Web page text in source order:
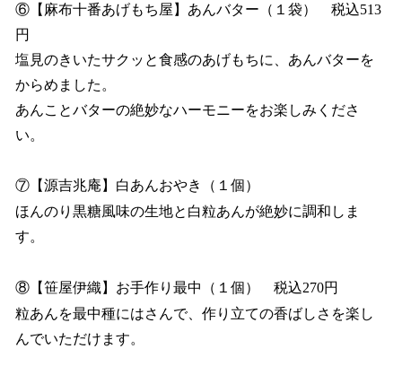
⑥【麻布十番あげもち屋】あんバター（１袋） 税込513
円
塩見のきいたサクッと食感のあげもちに、あんバターを
からめました。
あんことバターの絶妙なハーモニーをお楽しみくださ
い。
⑦【源吉兆庵】白あんおやき（１個）
ほんのり黒糖風味の生地と白粒あんが絶妙に調和しま
す。
⑧【笹屋伊織】お手作り最中（１個） 税込270円
粒あんを最中種にはさんで、作り立ての香ばしさを楽し
んでいただけます。